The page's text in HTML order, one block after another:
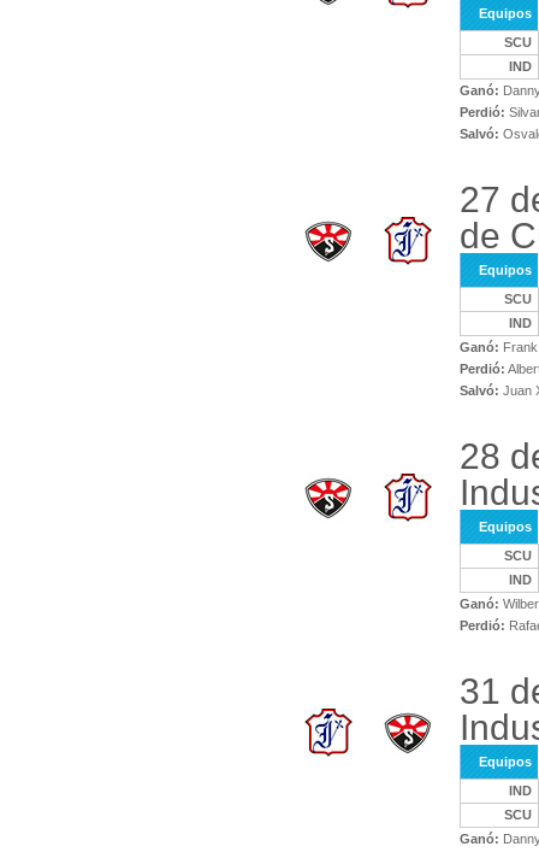
Equipos
SCU
IND
Ganó:
Perdió:
Salvó:
27
de
Equipos
SCU
IND
Ganó:
Perdió:
Salvó: Juan
28
Equipos
SCU
IND
Ganó:
Perdió:
31
Equipos
IND
SCU
Ganó: